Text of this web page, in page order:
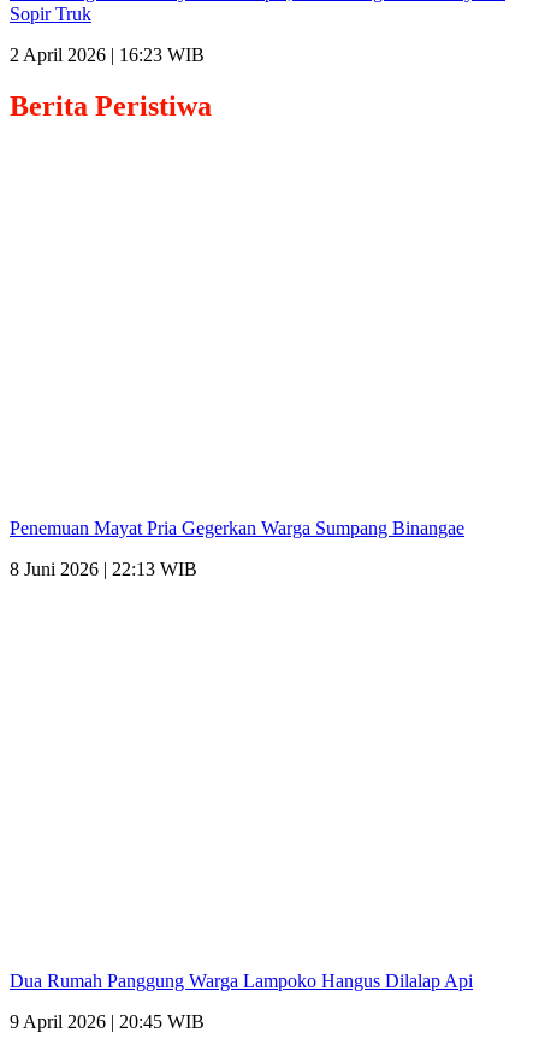
Sopir Truk
2 April 2026 | 16:23 WIB
Berita Peristiwa
Penemuan Mayat Pria Gegerkan Warga Sumpang Binangae
8 Juni 2026 | 22:13 WIB
Dua Rumah Panggung Warga Lampoko Hangus Dilalap Api
9 April 2026 | 20:45 WIB